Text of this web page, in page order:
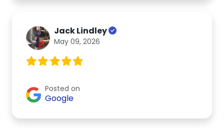
Jack Lindley
May 09, 2026
Posted on
Google